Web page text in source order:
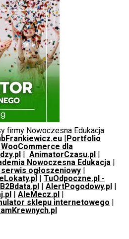
firmy Nowoczesna Edukacja
|Portfolio
WooCommerce dla
| AnimatorCzasu.pl |
Nowoczesna Edukacja |
serwis ogłoszeniowy |
| TuOdpoczne.pl -
B2Bdata.pl | AlertPogodowy.pl |
| AleMecz.pl |
sklepu internetowego |